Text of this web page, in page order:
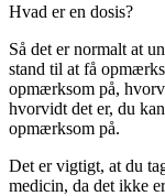
Hvad er en dosis?
Så det er normalt at
stand til at få
opmærksom på,
hvorvidt det er, du
opmærksom på.
Det er vigtigt, at du
medicin, da det ikke